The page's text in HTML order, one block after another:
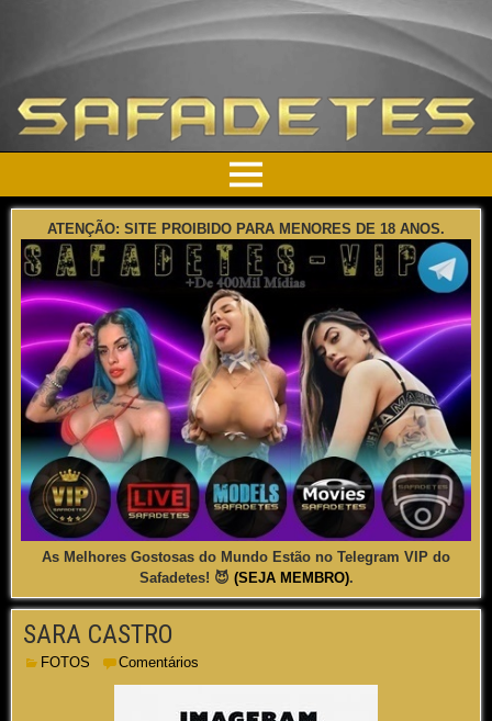
ATENÇÃO: SITE PROIBIDO PARA MENORES DE 18 ANOS.
As Melhores Gostosas do Mundo Estão no Telegram VIP do
Safadetes! 😈 (SEJA MEMBRO).
SARA CASTRO
FOTOS Comentários